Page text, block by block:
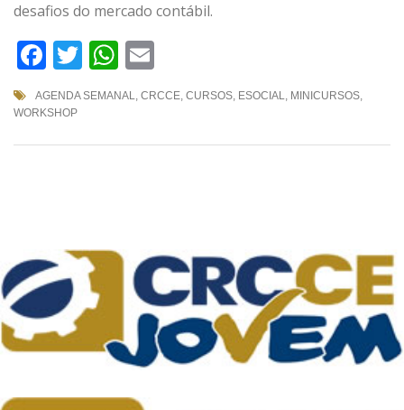
desafios do mercado contábil.
Facebook
TwitterWhatsApp
AGENDA SEMANAL, CRCCE, CURSOS, ESOCIAL, MINICURSOS,
WORKSHOP